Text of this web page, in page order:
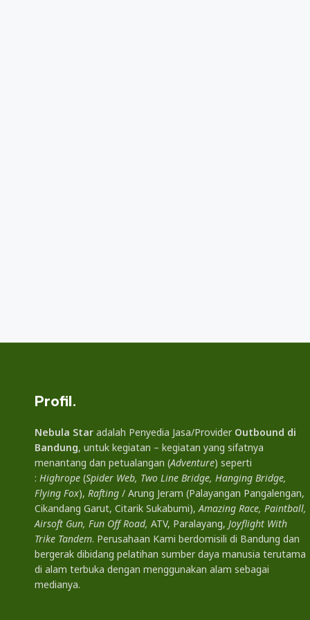
Profil.
Nebula Star adalah Penyedia Jasa/Provider Outbound di
Bandung, untuk kegiatan – kegiatan yang sifatnya
menantang dan petualangan (Adventure) seperti
: Highrope (Spider Web, Two Line Bridge, Hanging Bridge,
Flying Fox), Rafting / Arung Jeram (Palayangan Pangalengan,
Cikandang Garut, Citarik Sukabumi),Amazing Race, Paintball,
Airsoft Gun, Fun Off Road, ATV, Paralayang, Joyflight With
Trike Tandem. Perusahaan Kami berdomisili di Bandung dan
bergerak dibidang pelatihan sumber daya manusia terutama
di alam terbuka dengan menggunakan alam sebagai
medianya.